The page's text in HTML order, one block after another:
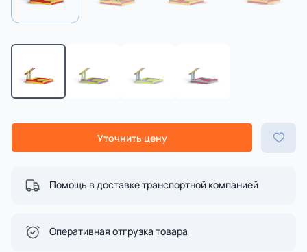
Уточнить цену
Помощь в доставке транспортной компанией
Оперативная отгрузка товара